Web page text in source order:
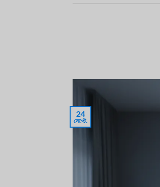
24
সেপ্টে.